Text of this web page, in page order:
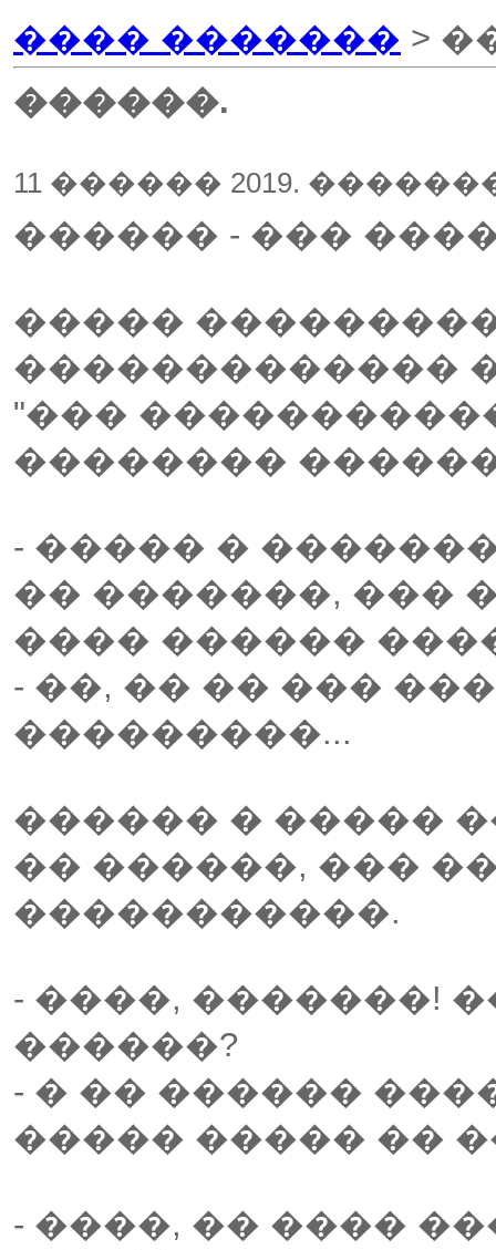
���� ������� >
������.
11 ������ 2019.
������ - ���
�����
�������������
"���
��������
- ����� �
�� �������, ���
���� ������
- ��, �� �� ���
���������...
������ � �����
�� ������, ���
�����������.
- ����, �������!
������?
- � �� ������
����� ����� ��
- ����, �� ����